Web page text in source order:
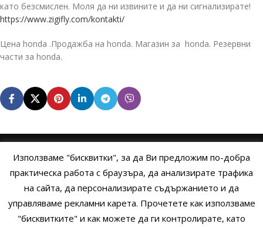
като безсмислен. Моля да ни извините и да ни сигнализирате!
https://www.zigifly.com/kontakti/
Цена honda .Продажба на honda. Магазин за honda. Резервни
части за honda.
ОБЩИ УСЛОВИЯ УСЛОВИЯ И ПРАВИЛА
ПОЛИТИКА НА БИСКВИТКИТЕПОЛИТИКА ЗА ПОВЕРИТЕЛНОСТ
Използваме "бисквитки", за да Ви предложим по-добра
практическа работа с браузъра, да анализирате трафика
на сайта, да персонализирате съдържанието и да
управляваме рекламни карета. Прочетете как използваме
"бисквитките" и как можете да ги контролирате, като